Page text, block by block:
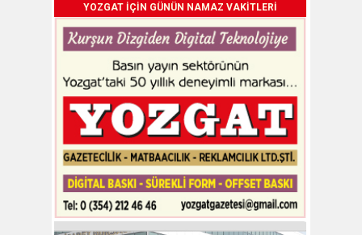
YOZGAT İÇİN GÜNÜN NAMAZ VAKİTLERİ